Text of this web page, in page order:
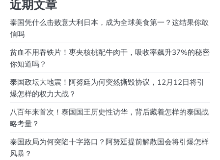
近期文章
泰国凭什么击败意大利日本，成为全球美食第一？这结果你敢
信吗
贫血不用吞铁片！枣夹核桃配牛肉干，吸收率飙升37%的秘密
你知道吗？
泰国政坛大地震！阿努廷为何突然撕毁协议，12月12日将引
爆怎样的权力大战？
八百年来首次！泰国国王历史性访华，背后藏着怎样的泰国战
略考量？
泰国政局为何突陷十字路口？阿努廷提前解散国会将引爆怎样
风暴？